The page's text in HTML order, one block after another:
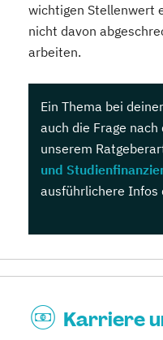
wichtigen Stellenwert
nicht davon
arbeiten.
Ein Thema bei
auch die Frage
unserem
und
ausführlichere Infos
Karriere